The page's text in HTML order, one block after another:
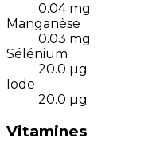
0.04 mg
Manganèse
0.03 mg
Sélénium
20.0 µg
Iode
20.0 µg
Vitamines